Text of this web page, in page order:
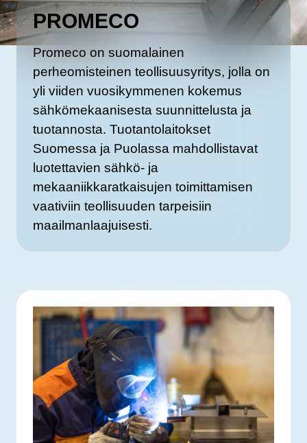
PROMECO
Promeco on suomalainen
perheomisteinen teollisuusyritys, jolla on
yli viiden vuosikymmenen kokemus
sähkömekaanisesta suunnittelusta ja
tuotannosta. Tuotantolaitokset
Suomessa ja Puolassa mahdollistavat
luotettavien sähkö- ja
mekaaniikkaratkaisujen toimittamisen
vaativiin teollisuuden tarpeisiin
maailmanlaajuisesti.